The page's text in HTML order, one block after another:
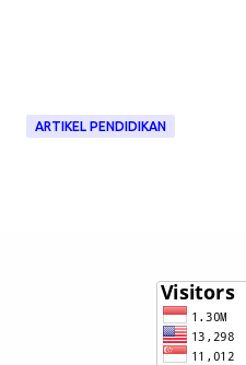
ARTIKEL PENDIDIKAN